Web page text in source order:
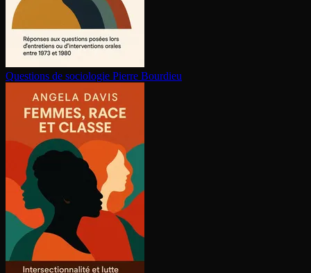
Questions de sociologie Pierre Bourdieu